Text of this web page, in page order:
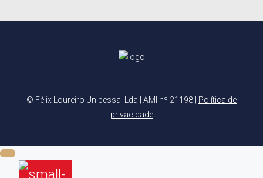
© Félix Loureiro Unipessal Lda | AMI nº 21198 | Política de
privacidade